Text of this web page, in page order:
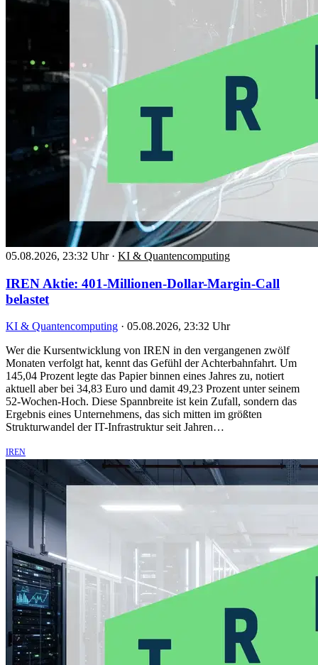
05.08.2026, 23:32 Uhr · KI & Quantencomputing
IREN Aktie: 401-Millionen-Dollar-Margin-Call
belastet
KI & Quantencomputing · 05.08.2026, 23:32 Uhr
Wer die Kursentwicklung von IREN in den vergangenen zwölf
Monaten verfolgt hat, kennt das Gefühl der Achterbahnfahrt. Um
145,04 Prozent legte das Papier binnen eines Jahres zu, notiert
aktuell aber bei 34,83 Euro und damit 49,23 Prozent unter seinem
52-Wochen-Hoch. Diese Spannbreite ist kein Zufall, sondern das
Ergebnis eines Unternehmens, das sich mitten im größten
Strukturwandel der IT-Infrastruktur seit Jahren…
IREN